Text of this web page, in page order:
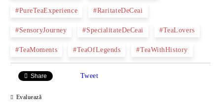
#PureTeaExperience #RaritateDeCeai
#SensoryJourney #SpecialitateDeCeai #TeaLovers
#TeaMoments #TeaOfLegends #TeaWithHistory
Share Tweet
Evaluează